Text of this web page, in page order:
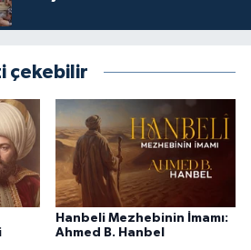
çekebilir
Hanbeli Mezhebinin İmamı:
Ahmed B. Hanbel